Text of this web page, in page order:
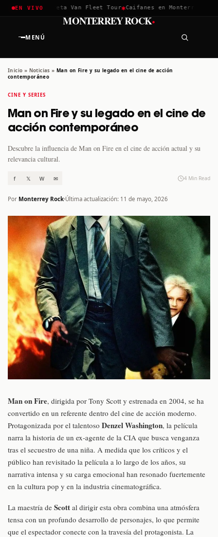
EN VIVO
2026 ✱Greta Van Fleet Tour✱Caifanes en Monterrey · 12
MENÚ
MONTERREY ROCK·
Inicio » Noticias » Man on Fire y su legado en el cine de acción
contemporáneo
CINE Y SERIES
Man on Fire y su legado en el cine de
acción contemporáneo
Descubre la influencia de Man on Fire en el cine de acción actual y su
relevancia cultural.
f 𝕏 W ✉ 4 Min Read
Por Monterrey Rock Última actualización: 11 de mayo, 2026
Man on Fire, dirigida por Tony Scott y estrenada en 2004, se ha
convertido en un referente dentro del cine de acción moderno.
Protagonizada por el talentoso Denzel Washington, la película
narra la historia de un ex-agente de la CIA que busca venganza
tras el secuestro de una niña. A medida que los críticos y el
público han revisitado la película a lo largo de los años, su
narrativa intensa y su carga emocional han resonado fuertemente
en la cultura pop y en la industria cinematográfica.
La maestría de Scott al dirigir esta obra combina una atmósfera
tensa con un profundo desarrollo de personajes, lo que permite
que el espectador conecte con la travesía del protagonista. La